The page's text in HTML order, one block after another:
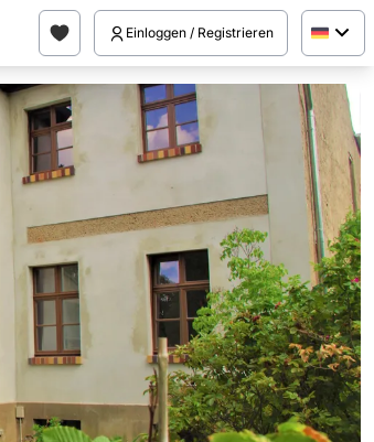
Einloggen / Registrieren